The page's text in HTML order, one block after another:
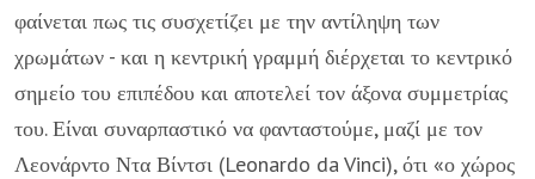
φαίνεται πως τις συσχετίζει με την αντίληψη των
χρωμάτων - και η κεντρική γραμμή διέρχεται το κεντρικό
σημείο του επιπέδου και αποτελεί τον άξονα συμμετρίας
του. Είναι συναρπαστικό να φανταστούμε, μαζί με τον
Λεονάρντο Ντα Βίντσι (Leonardo da Vinci), ότι «ο χώρος